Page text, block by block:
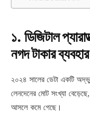
১. ডিজিটাল
নগদ টাকার
২০২৪ সালের ডেটা একটি
লেনদেনের মোট সংখ্যা
আসলে কমে গেছে।